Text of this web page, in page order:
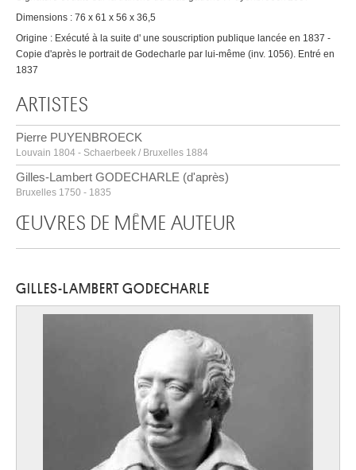
Dimensions : 76 x 61 x 56 x 36,5
Origine : Exécuté à la suite d' une souscription publique lancée en 1837 -
Copie d'après le portrait de Godecharle par lui-même (inv. 1056). Entré en
1837
ARTISTES
Pierre PUYENBROECK
Louvain 1804 - Schaerbeek / Bruxelles 1884
Gilles-Lambert GODECHARLE (d'après)
Bruxelles 1750 - 1835
ŒUVRES DE MÊME AUTEUR
GILLES-LAMBERT GODECHARLE